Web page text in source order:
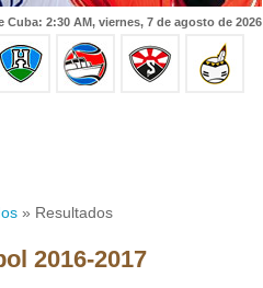
Cuba: 2:30 AM, viernes, 7 de agosto de 2026
» Resultados
2016-2017